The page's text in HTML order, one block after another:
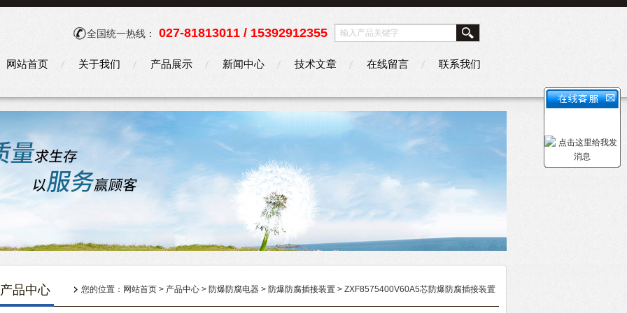
全国统一热线： 027-81813011 / 15392912355
网站首页 关于我们 产品展示 新闻中心 技术文章 在线留言 联系我们
产品中心 您的位置： 网站首页 > 产品中心 > 防爆防腐电器 > 防爆防腐插接装置 > ZXF8575400V60A5芯防爆防腐插接装置